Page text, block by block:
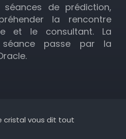
de prédiction,
la rencontre
et le consultant. La
passe par la
cristal vous dit tout